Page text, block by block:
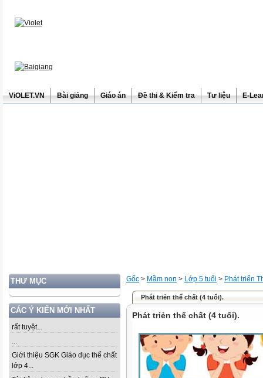
ViOLET.VN Bài giảng Giáo án Đề thi & Kiểm tra Tư liệu E-
THƯ MỤC
CÁC Ý KIẾN MỚI NHẤT
rất tuyệt...
...
Giới thiệu SGK Giáo dục thể chất
lớp 4...
Gốc > Mầm non > Lớp 5 tuổi > Phát triển
Phát triẻn thể chất (4 tuổi).
Phát triẻn thể chất (4 tuổi).